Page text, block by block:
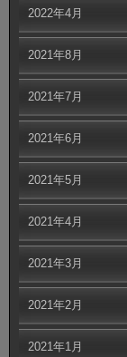
2022年4月
2021年8月
2021年7月
2021年6月
2021年5月
2021年4月
2021年3月
2021年2月
2021年1月